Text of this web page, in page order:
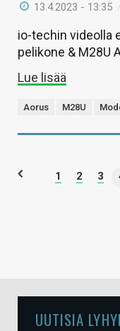
13.4.2023 - 13:35
io-techin videolla
pelikone & M28U
Lue lisää
Aorus M28U
1 2 3
UUTISIA